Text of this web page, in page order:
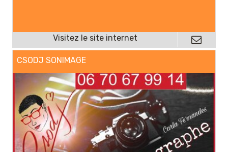
CSODJ SONIMAGE